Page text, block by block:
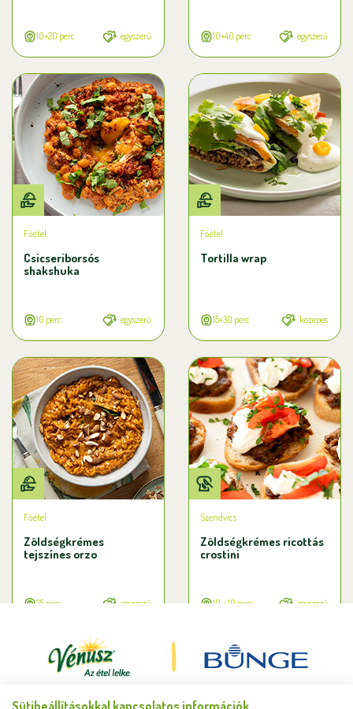
Sütibeállításokkal kapcsolatos információk
10+20 perc egyszerű 10+40 perc egyszerű
Főétel
Csicseriborsós
shakshuka
10 perc egyszerű
Főétel
Tortilla wrap
15+30 perc közepes
Főétel
Zöldségkrémes
tejszínes orzo
25 perc egyszerű
Szendvics
Zöldségkrémes ricottás
crostini
10 + 10 perc egyszerű